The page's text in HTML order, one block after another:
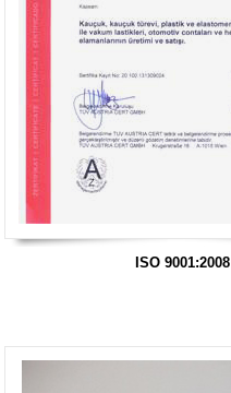
ISO 9001:2008